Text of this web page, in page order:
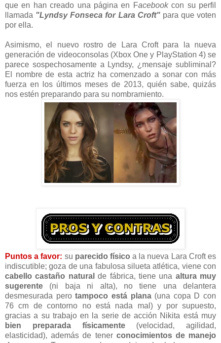
que en han creado una página en Facebookcon su perfil
llamada "Lyndsy Fonseca for Lara Croft"para que voten
por ella.
Asimismo, el nuevo rostro de Lara Croft para la nueva
generación de videoconsolas (Xbox One y PlayStation 4) se
parece sospechosamente a Lyndsy, ¿mensaje subliminal?
El nombre de esta actriz ha comenzado a sonar con más
fuerza en los últimos meses de 2013, quién sabe, quizás
nos estén preparando para su nombramiento.
Puntos a favor: su parecido físico a la nueva Lara Croft es
indiscutible; goza de una fabulosa silueta atlética, viene con
cabello castaño naturalde fábrica, tiene una altura muy
sugerente (ni baja ni alta), no tiene una delantera
desmesurada perotampoco está plana(una copa D con
76 cm de contorno no está nada mal) y por supuesto,
gracias a su trabajo en la serie de acción Nikita está muy
bien preparada físicamente(velocidad, agilidad,
elasticidad), además de tener conocimientos de manejo